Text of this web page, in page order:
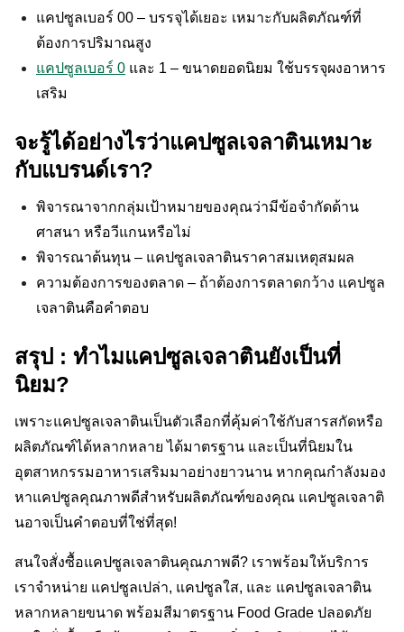
แคปซูลเบอร์ 00 – บรรจุได้เยอะ เหมาะกับผลิตภัณฑ์ที่
ต้องการปริมาณสูง
แคปซูลเบอร์ 0 และ 1 – ขนาดยอดนิยม ใช้บรรจุผงอาหาร
เสริม
จะรู้ได้อย่างไรว่าแคปซูลเจลาตินเหมาะ
กับแบรนด์เรา?
พิจารณาจากกลุ่มเป้าหมายของคุณว่ามีข้อจำกัดด้าน
ศาสนา หรือวีแกนหรือไม่
พิจารณาต้นทุน – แคปซูลเจลาตินราคาสมเหตุสมผล
ความต้องการของตลาด – ถ้าต้องการตลาดกว้าง แคปซูล
เจลาตินคือคำตอบ
สรุป : ทำไมแคปซูลเจลาตินยังเป็นที่
นิยม?
เพราะแคปซูลเจลาตินเป็นตัวเลือกที่คุ้มค่าใช้กับสารสกัดหรือ
ผลิตภัณฑ์ได้หลากหลาย ได้มาตรฐาน และเป็นที่นิยมใน
อุตสาหกรรมอาหารเสริมมาอย่างยาวนาน หากคุณกำลังมอง
หาแคปซูลคุณภาพดีสำหรับผลิตภัณฑ์ของคุณ แคปซูลเจลาติ
นอาจเป็นคำตอบที่ใช่ที่สุด!
สนใจสั่งซื้อแคปซูลเจลาตินคุณภาพดี? เราพร้อมให้บริการ
เราจำหน่าย แคปซูลเปล่า, แคปซูลใส, และ แคปซูลเจลาติน
หลากหลายขนาด พร้อมสีมาตรฐาน Food Grade ปลอดภัย